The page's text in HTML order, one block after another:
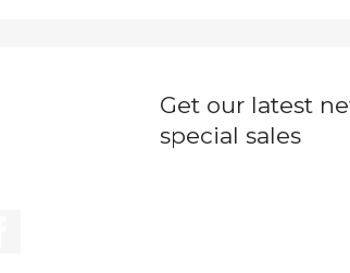
Get our latest
special sales